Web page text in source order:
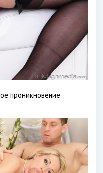
проникновение